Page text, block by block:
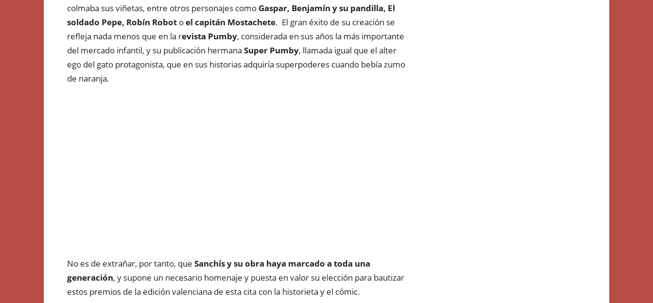
colmaba sus viñetas, entre otros personajes como Gaspar, Benjamín y su pandilla, El
soldado Pepe, Robín Robot oel capitán Mostachete. El gran éxito de su creación se
refleja nada menos que en la revista Pumby, considerada en sus años la más importante
del mercado infantil, y su publicación hermana Super Pumby, llamada igual que el alter
ego del gato protagonista, que en sus historias adquiría superpoderes cuando bebía zumo
de naranja.
No es de extrañar, por tanto, que Sanchís y su obra haya marcado a toda una
generación, y supone un necesario homenaje y puesta en valor su elección para bautizar
estos premios de la edición valenciana de esta cita con la historieta y el cómic.